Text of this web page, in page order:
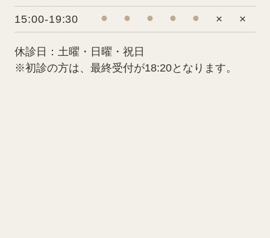
15:00-19:30 ⚫︎ ⚫︎ ⚫︎ ⚫︎ ⚫︎ × ×
休診日：土曜・日曜・祝日
※初診の方は、最終受付が18:20となります。